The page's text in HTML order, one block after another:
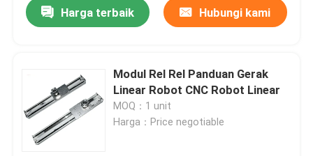
Harga terbaik Hubungi kami
Modul Rel Rel Panduan Gerak
Linear Robot CNC Robot Linear
MOQ：1 unit
Harga：Price negotiable